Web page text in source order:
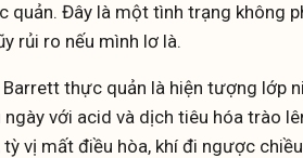
quản. Đây là một tình trạng không
rủi ro nếu mình lơ là.
Barrett thực quản là hiện tượng
ngày với acid và dịch tiêu hóa trào
tỳ vị mất điều hòa, khí đi ngược